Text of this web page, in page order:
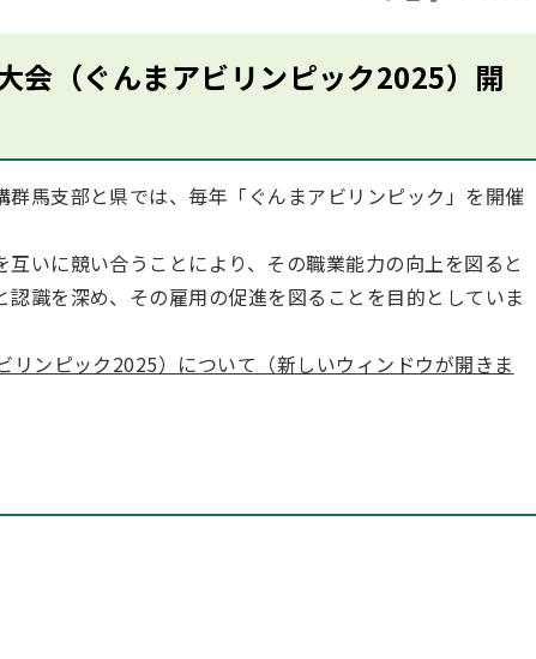
会（ぐんまアビリンピック2025）開
馬支部と県では、毎年「ぐんまアビリンピック」を開催
いに競い合うことにより、その職業能力の向上を図ると
識を深め、その雇用の促進を図ることを目的としていま
ンピック2025）について（新しいウィンドウが開きま